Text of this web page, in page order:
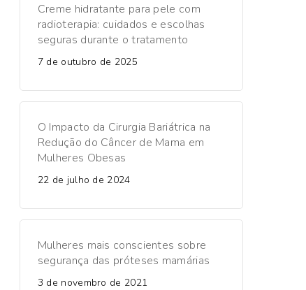
Creme hidratante para pele com
radioterapia: cuidados e escolhas
seguras durante o tratamento
7 de outubro de 2025
O Impacto da Cirurgia Bariátrica na
Redução do Câncer de Mama em
Mulheres Obesas
22 de julho de 2024
Mulheres mais conscientes sobre
segurança das próteses mamárias
3 de novembro de 2021